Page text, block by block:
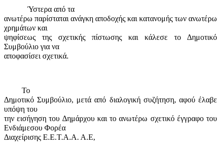
Ύστερα από τα
ανωτέρω παρίσταται ανάγκη αποδοχής και κατανομής των ανωτέρω
χρημάτων και
ψηφίσεως της σχετικής πίστωσης και κάλεσε το Δημοτικό
Συμβούλιο για να
αποφασίσει σχετικά.
Το
Δημοτικό Συμβούλιο, μετά από διαλογική συζήτηση, αφού έλαβε
υπόψη του
την εισήγηση του Δημάρχου και το ανωτέρω σχετικό έγγραφο του
Ενδιάμεσου Φορέα
Διαχείρισης Ε.Ε.Τ.Α.Α. Α.Ε,